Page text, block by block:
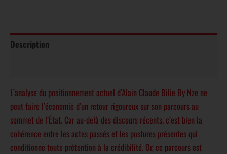
Description
L’analyse du positionnement actuel d’Alain Claude Bilie By Nze ne
peut faire l’économie d’un retour rigoureux sur son parcours au
sommet de l’État. Car au-delà des discours récents, c’est bien la
cohérence entre les actes passés et les postures présentes qui
conditionne toute prétention à la crédibilité. Or, ce parcours est